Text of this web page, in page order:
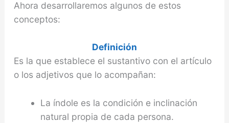
Ahora desarrollaremos algunos de estos
conceptos:
Definición
Es la que establece el sustantivo con el artículo
o los adjetivos que lo acompañan:
La índole es la condición e inclinación
natural propia de cada persona.